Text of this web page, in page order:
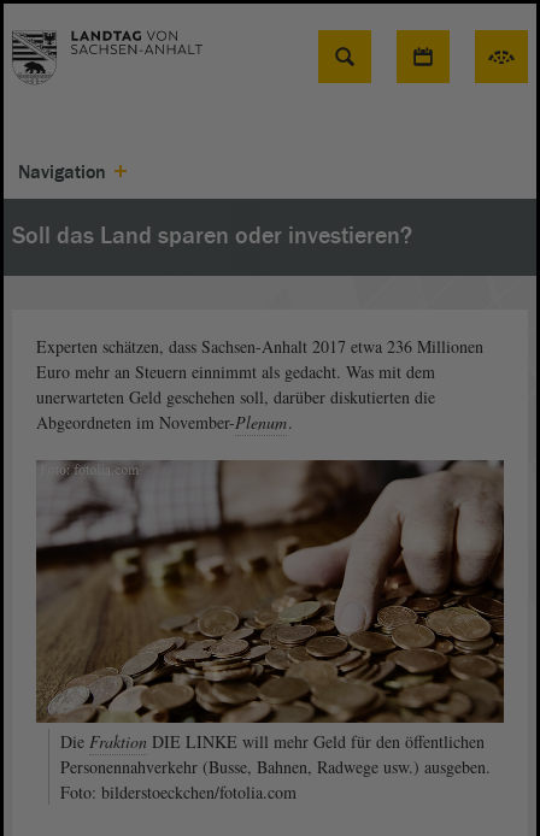
Suche
Navigation
Soll das Land sparen oder investieren?
Experten schätzen, dass Sachsen-Anhalt 2017 etwa 236 Millionen
Euro mehr an Steuern einnimmt als gedacht. Was mit dem
unerwarteten Geld geschehen soll, darüber diskutierten die
Abgeordneten im November-Plenum.
Die Fraktion DIE LINKE will mehr Geld für den öffentlichen
Personennahverkehr (Busse, Bahnen, Radwege usw.) ausgeben.
Foto: bilderstoeckchen/fotolia.com